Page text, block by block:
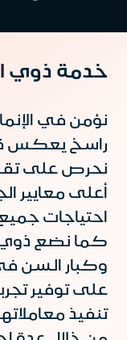
خدمة ذوي
نؤمن في
راسخ يعكس
نحرص على
أعلى معايير
احتياجات
كما نضع ذوي
وكبار السن
على توفير
تنفيذ